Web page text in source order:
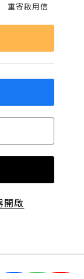
重寄啟用信
開啟